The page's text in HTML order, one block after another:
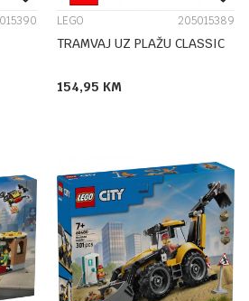
LEGO 205015389
TRAMVAJ UZ PLAŽU CLASSIC
154,95 KM